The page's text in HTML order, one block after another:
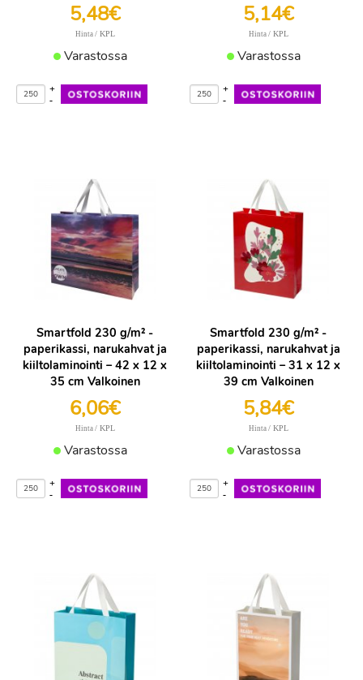
5,48€
Hinta / KPL
Varastossa
-
+
5,14€
Hinta / KPL
Varastossa
-
+
Smartfold 230 g/m² -
paperikassi, narukahvat ja
kiiltolaminointi – 42 x 12 x
35 cm Valkoinen
6,06€
Hinta / KPL
Varastossa
-
+
Smartfold 230 g/m² -
paperikassi, narukahvat ja
kiiltolaminointi – 31 x 12 x
39 cm Valkoinen
5,84€
Hinta / KPL
Varastossa
-
+